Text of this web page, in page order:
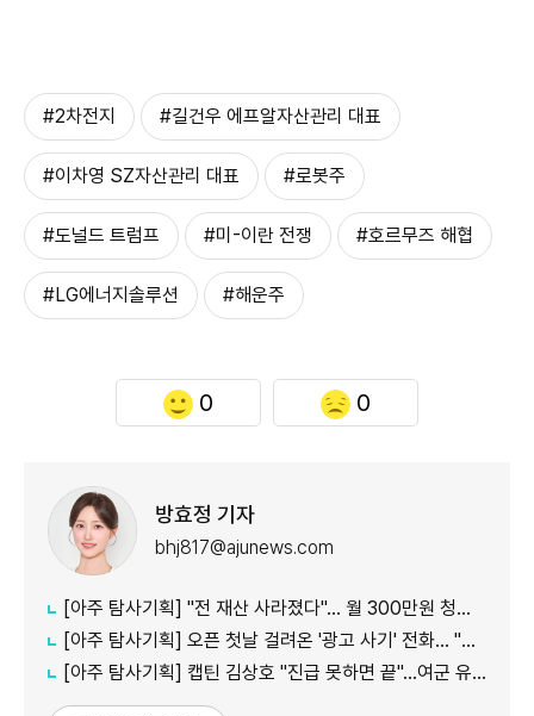
#2차전지 #길건우 에프알자산관리 대표
#이차영 SZ자산관리 대표 #로봇주
#도널드 트럼프 #미-이란 전쟁 #호르무즈 해협
#LG에너지솔루션 #해운주
0 0
방효정 기자
bhj817@ajunews.com
[아주 탐사기획] "전 재산 사라졌다"… 월 300만원 청구서만 남아
[아주 탐사기획] 오픈 첫날 걸려온 '광고 사기' 전화… "끝까지 싸워 전액 환불 받아"
[아주 탐사기획] 캡틴 김상호 "진급 못하면 끝"…여군 유산 논란에 軍 구조적 문제 제기